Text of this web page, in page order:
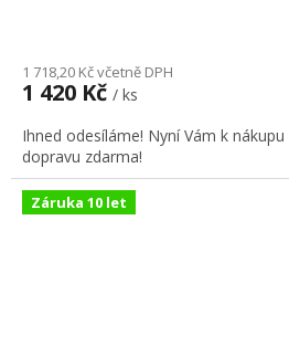
1 718,20 Kč včetně DPH
1 420 Kč / ks
Ihned odesíláme! Nyní Vám k
dopravu zdarma!
Záruka 10 let